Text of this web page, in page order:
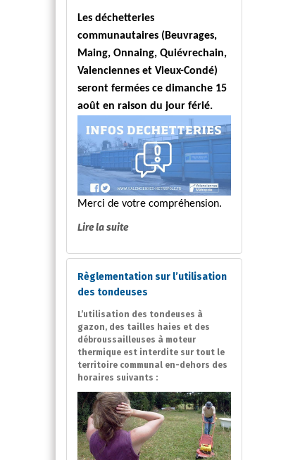
Les déchetteries
communautaires (Beuvrages,
Maing, Onnaing, Quiévrechain,
Valenciennes et Vieux-Condé)
seront fermées ce dimanche 15
août en raison du jour férié.
Merci de votre compréhension.
Lire la suite
Règlementation sur l’utilisation
des tondeuses
L’utilisation des tondeuses à
gazon, des tailles haies et des
débroussailleuses à moteur
thermique est interdite sur tout le
territoire communal en-dehors des
horaires suivants :